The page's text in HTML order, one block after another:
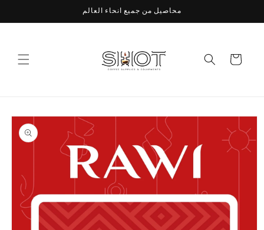
محاصيل من جميع انحاء العالم
Cart
Skip to
product
information